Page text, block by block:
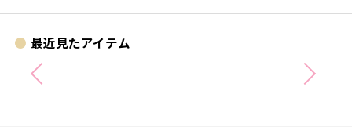
最近見たアイテム